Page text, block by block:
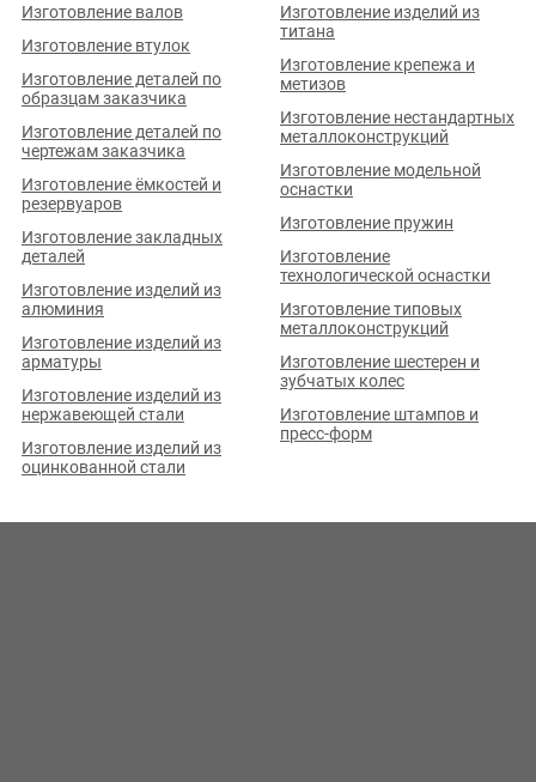
Изготовление валов
Изготовление втулок
Изготовление деталей по
образцам заказчика
Изготовление деталей по
чертежам заказчика
Изготовление ёмкостей и
резервуаров
Изготовление закладных
деталей
Изготовление изделий из
алюминия
Изготовление изделий из
арматуры
Изготовление изделий из
нержавеющей стали
Изготовление изделий из
оцинкованной стали
Изготовление изделий из
титана
Изготовление крепежа и
метизов
Изготовление нестандартных
металлоконструкций
Изготовление модельной
оснастки
Изготовление пружин
Изготовление
технологической оснастки
Изготовление типовых
металлоконструкций
Изготовление шестерен и
зубчатых колес
Изготовление штампов и
пресс-форм